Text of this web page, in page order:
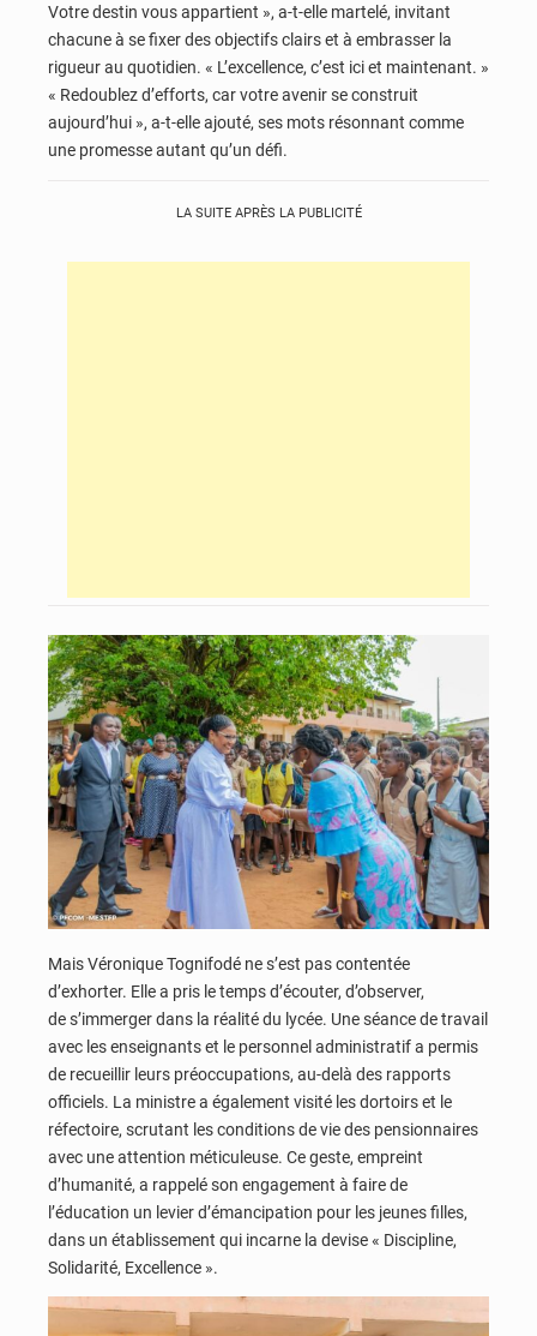
Votre destin vous appartient », a-t-elle martelé, invitant
chacune à se fixer des objectifs clairs et à embrasser la
rigueur au quotidien. « L’excellence, c’est ici et maintenant. »
« Redoublez d’efforts, car votre avenir se construit
aujourd’hui », a-t-elle ajouté, ses mots résonnant comme
une promesse autant qu’un défi.
LA SUITE APRÈS LA PUBLICITÉ
Mais Véronique Tognifodé ne s’est pas contentée
d’exhorter. Elle a pris le temps d’écouter, d’observer,
de s’immerger dans la réalité du lycée. Une séance de travail
avec les enseignants et le personnel administratif a permis
de recueillir leurs préoccupations, au-delà des rapports
officiels. La ministre a également visité les dortoirs et le
réfectoire, scrutant les conditions de vie des pensionnaires
avec une attention méticuleuse. Ce geste, empreint
d’humanité, a rappelé son engagement à faire de
l’éducation un levier d’émancipation pour les jeunes filles,
dans un établissement qui incarne la devise « Discipline,
Solidarité, Excellence ».